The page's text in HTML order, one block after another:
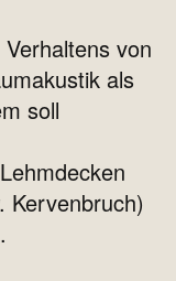
von
als
soll
Kervenbruch)